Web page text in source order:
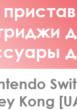
Kong